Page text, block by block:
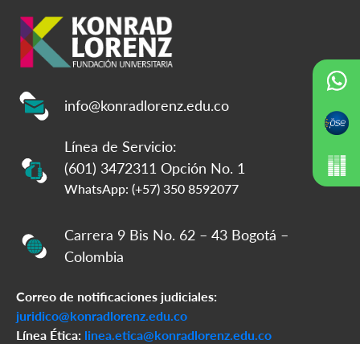
info@konradlorenz.edu.co
Línea de Servicio:
(601) 3472311 Opción No. 1
WhatsApp: (+57) 350 8592077
Carrera 9 Bis No. 62 – 43 Bogotá –
Colombia
Correo de notificaciones judiciales:
juridico@konradlorenz.edu.co
Línea Ética: linea.etica@konradlorenz.edu.co